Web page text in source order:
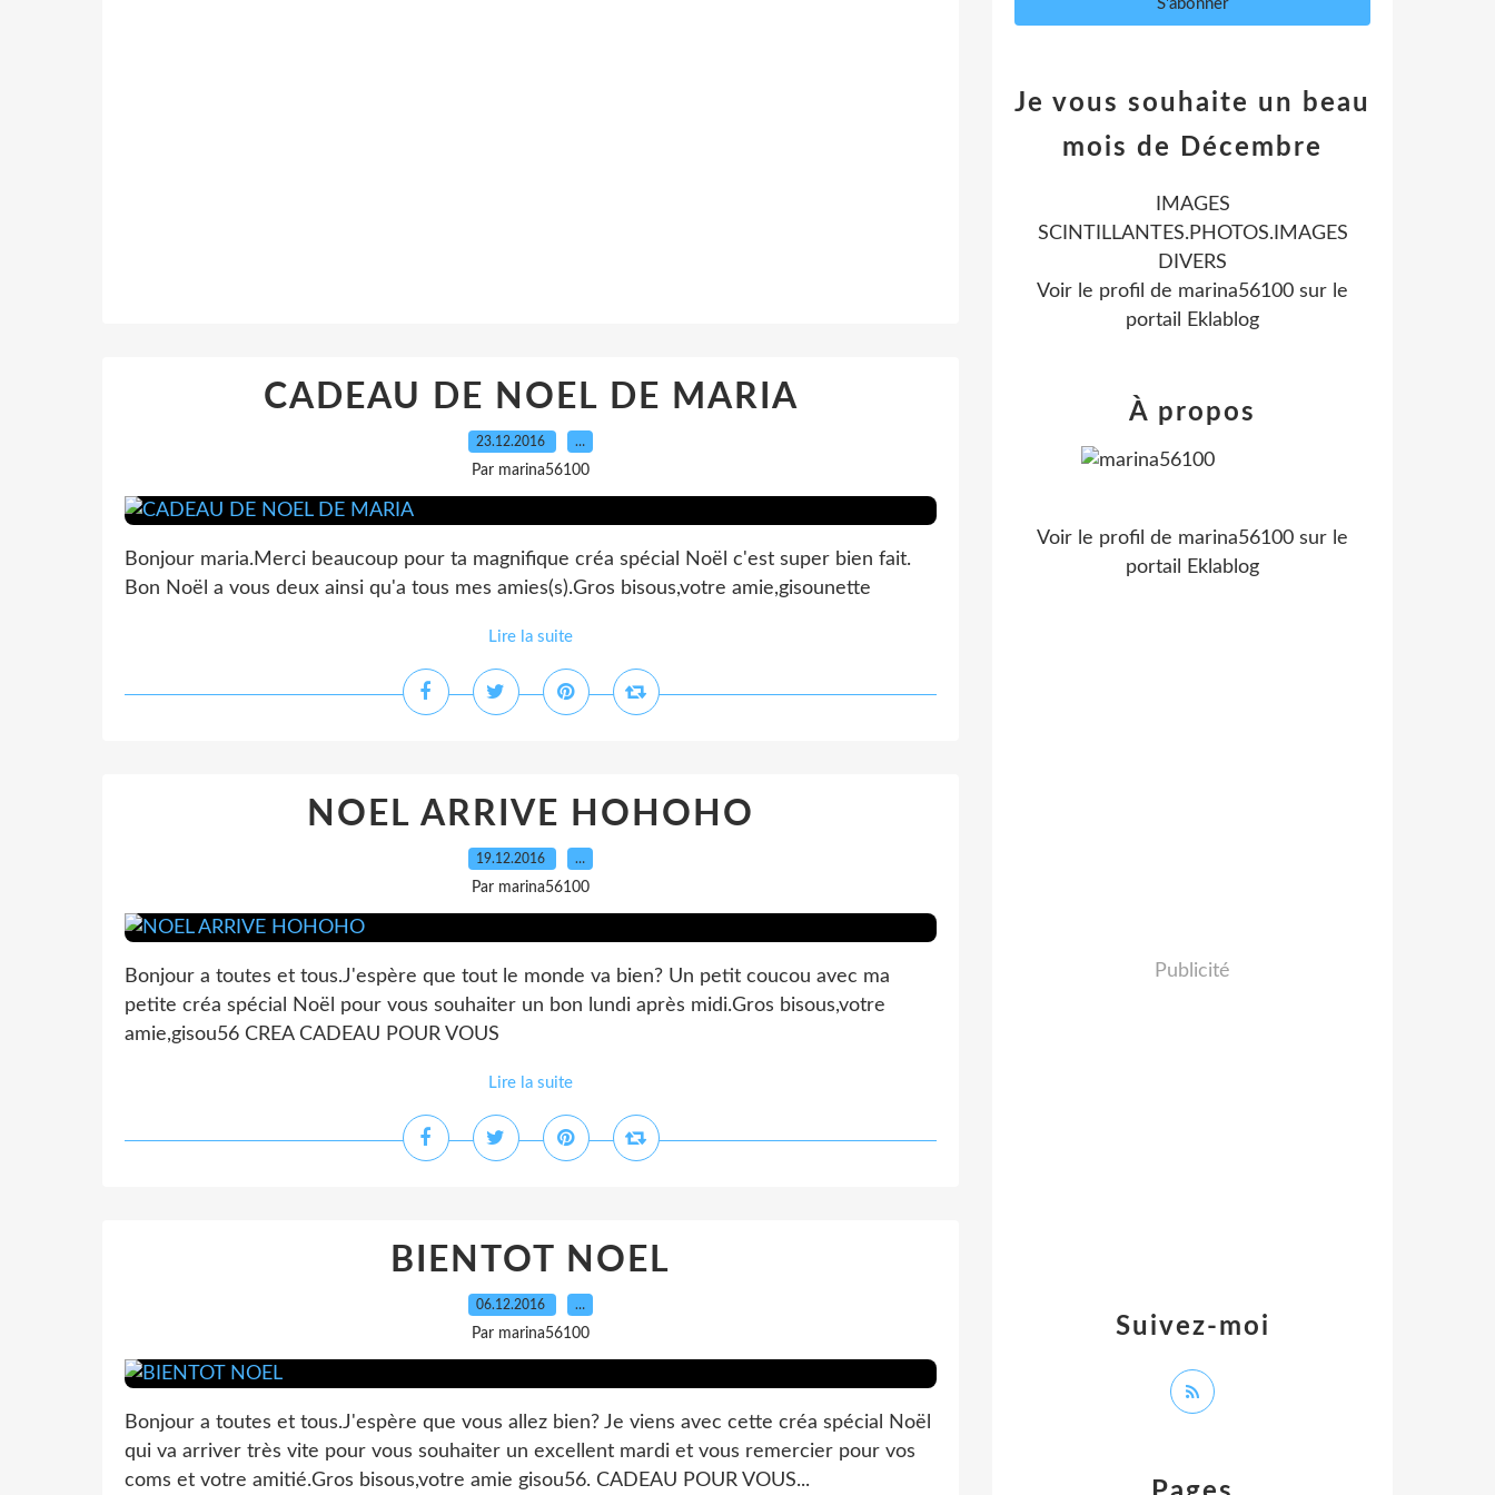
CADEAU DE NOEL DE MARIA
23.12.2016 …
Par marina56100
Bonjour maria.Merci beaucoup pour ta magnifique créa spécial Noël c'est super bien fait.
Bon Noël a vous deux ainsi qu'a tous mes amies(s).Gros bisous,votre amie,gisounette
Lire la suite
NOEL ARRIVE HOHOHO
19.12.2016 …
Par marina56100
Bonjour a toutes et tous.J'espère que tout le monde va bien? Un petit coucou avec ma
petite créa spécial Noël pour vous souhaiter un bon lundi après midi.Gros bisous,votre
amie,gisou56 CREA CADEAU POUR VOUS
Lire la suite
BIENTOT NOEL
06.12.2016 …
Par marina56100
Bonjour a toutes et tous.J'espère que vous allez bien? Je viens avec cette créa spécial Noël
qui va arriver très vite pour vous souhaiter un excellent mardi et vous remercier pour vos
coms et votre amitié.Gros bisous,votre amie gisou56. CADEAU POUR VOUS...
Je vous souhaite un beau
mois de Décembre
IMAGES
SCINTILLANTES.PHOTOS.IMAGES
DIVERS
Voir le profil de marina56100 sur le
portail Eklablog
Suivez-moi
À propos
Voir le profil de marina56100 sur le
portail Eklablog
Publicité